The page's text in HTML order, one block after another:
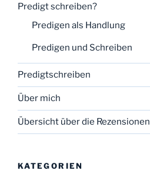
Predigt schreiben?
Predigen als Handlung
Predigen und Schreiben
Predigtschreiben
Über mich
Übersicht über die Rezensionen
KATEGORIEN